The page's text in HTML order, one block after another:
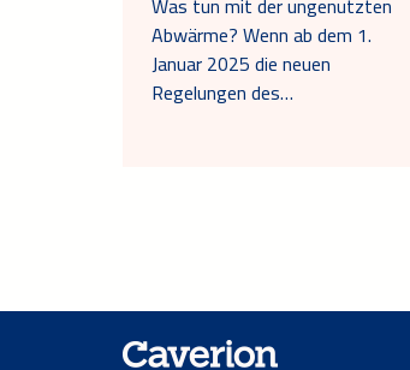
Abwärme? Wenn ab dem 1.
Januar 2025 die neuen
Regelungen des…